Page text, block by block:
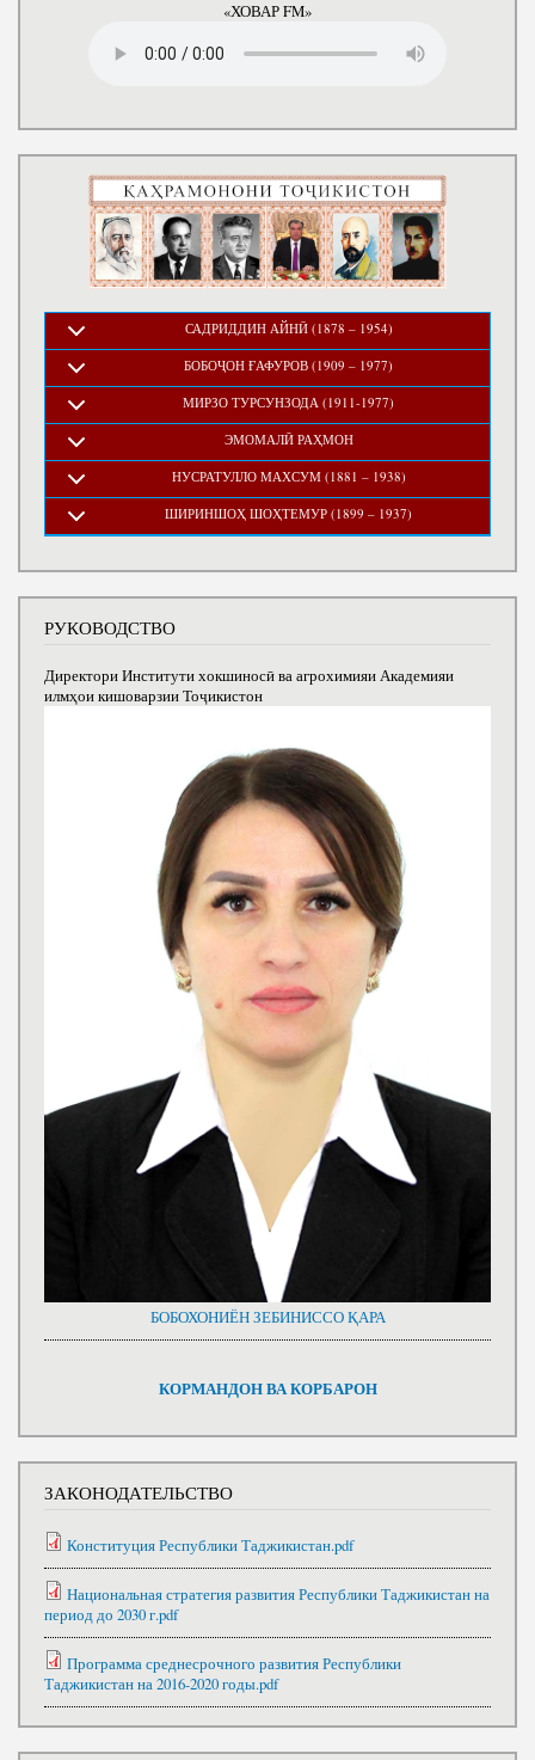
«ХОВАР FM»
САДРИДДИН АЙНӢ (1878 – 1954)
БОБОҶОН ҒАФУРОВ (1909 – 1977)
МИРЗО ТУРСУНЗОДА (1911-1977)
ЭМОМАЛӢ РАҲМОН
НУСРАТУЛЛО МАХСУМ (1881 – 1938)
ШИРИНШОҲ ШОҲТЕМУР (1899 – 1937)
РУКОВОДСТВО
Директори Институти хокшиносӣ ва агрохимияи Академияи
илмҳои кишоварзии Тоҷикистон
БОБОХОНИЁН ЗЕБИНИССО ҚАРА
КОРМАНДОН ВА КОРБАРОН
ЗАКОНОДАТЕЛЬСТВО
Конституция Республики Таджикистан.pdf
Национальная стратегия развития Республики Таджикистан на
период до 2030 г.pdf
Программа среднесрочного развития Республики
Таджикистан на 2016-2020 годы.pdf